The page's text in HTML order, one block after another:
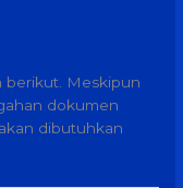
berikut. Meskipun
dokumen
dibutuhkan